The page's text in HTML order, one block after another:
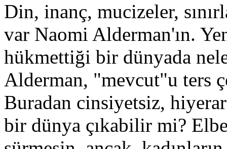
Din, inanç, mucizeler,
var Naomi Alderman'ın.
hükmettiği bir dünyada
Alderman, "mevcut"u ters
Buradan cinsiyetsiz,
bir dünya çıkabilir mi?